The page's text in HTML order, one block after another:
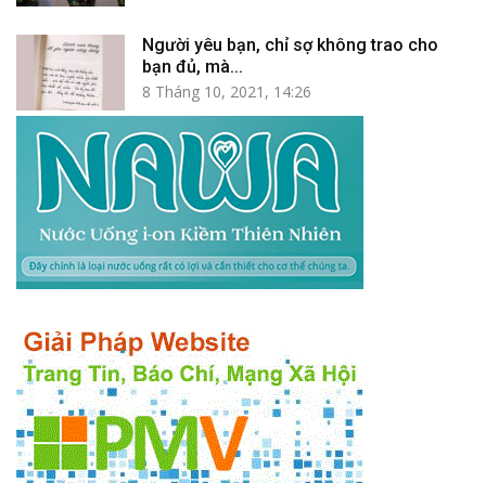
Người yêu bạn, chỉ sợ không trao cho
bạn đủ, mà...
8 Tháng 10, 2021, 14:26